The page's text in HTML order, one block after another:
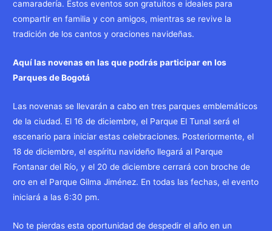
camaradería. Estos eventos son gratuitos e ideales para
compartir en familia y con amigos, mientras se revive la
tradición de los cantos y oraciones navideñas.
Aquí las novenas en las que podrás participar en los
Parques de Bogotá
Las novenas se llevarán a cabo en tres parques emblemáticos
de la ciudad. El 16 de diciembre, el Parque El Tunal será el
escenario para iniciar estas celebraciones. Posteriormente, el
18 de diciembre, el espíritu navideño llegará al Parque
Fontanar del Río, y el 20 de diciembre cerrará con broche de
oro en el Parque Gilma Jiménez. En todas las fechas, el evento
iniciará a las 6:30 pm.
No te pierdas esta oportunidad de despedir el año en un